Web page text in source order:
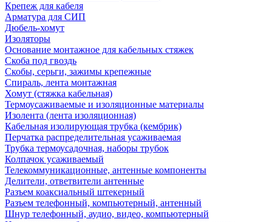
Крепеж для кабеля
Арматура для СИП
Дюбель-хомут
Изоляторы
Основание монтажное для кабельных стяжек
Скоба под гвоздь
Скобы, серьги, зажимы крепежные
Спираль, лента монтажная
Хомут (стяжка кабельная)
Термоусаживаемые и изоляционные материалы
Изолента (лента изоляционная)
Кабельная изолирующая трубка (кембрик)
Перчатка распределительная усаживаемая
Трубка термоусадочная, наборы трубок
Колпачок усаживаемый
Телекоммуникационные, антенные компоненты
Делители, ответвители антенные
Разъем коаксиальный штекерный
Разъем телефонный, компьютерный, антенный
Шнур телефонный, аудио, видео, компьютерный